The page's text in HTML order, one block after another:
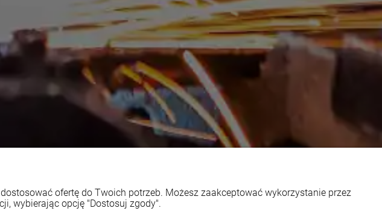
ofertę do Twoich potrzeb. Możesz zaakceptować wykorzystanie przez
wybierając opcję "Dostosuj zgody".